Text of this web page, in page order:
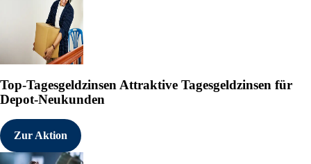
Top-Tagesgeldzinsen Attraktive Tagesgeldzinsen für
Depot-Neukunden
Zur Aktion